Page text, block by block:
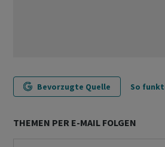
Bevorzugte Quelle So
THEMEN PER E-MAIL FOLGEN